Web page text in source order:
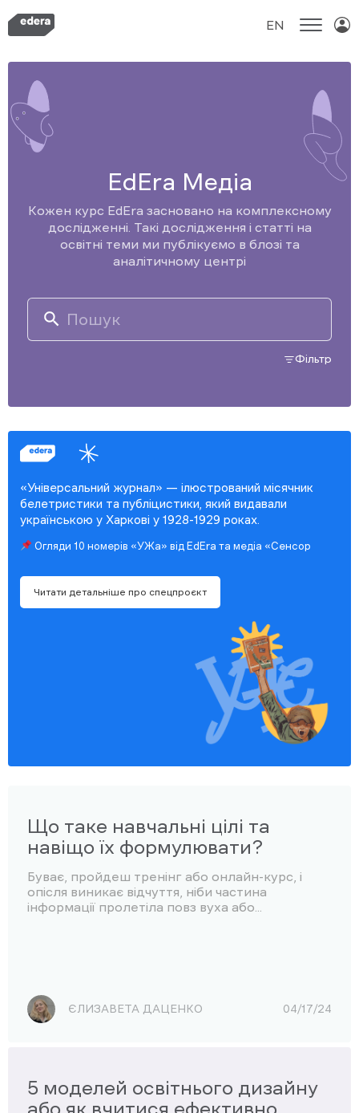
content
EN
EdEra Медіа
Кожен курс EdEra засновано на комплексному
дослідженні. Такі дослідження і статті на
освітні теми ми публікуємо в блозі та
аналітичному центрі
Search
for:
Фільтр
«Універсальний журнал» — ілюстрований місячник
белетристики та публіцистики, який видавали
українською у Харкові у 1928-1929 роках.
Огляди 10 номерів «УЖа» від EdEra та медіа «Сенсор
Читати детальніше про спецпроєкт
Що таке навчальні цілі та
навіщо їх формулювати?
Буває, пройдеш тренінг або онлайн-курс, і
опісля виникає відчуття, ніби частина
інформації пролетіла повз вуха або...
ЄЛИЗАВЕТА ДАЦЕНКО 04/17/24
5 моделей освітнього дизайну